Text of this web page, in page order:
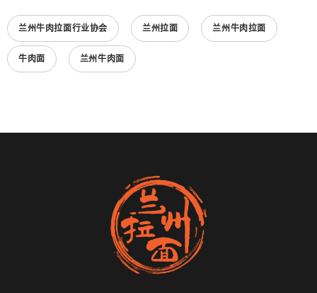
兰州牛肉拉面行业协会 兰州拉面 兰州牛肉拉面
牛肉面 兰州牛肉面